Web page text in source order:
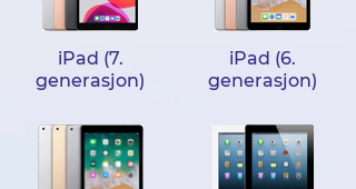
iPad (7.
generasjon)
iPad (6.
generasjon)